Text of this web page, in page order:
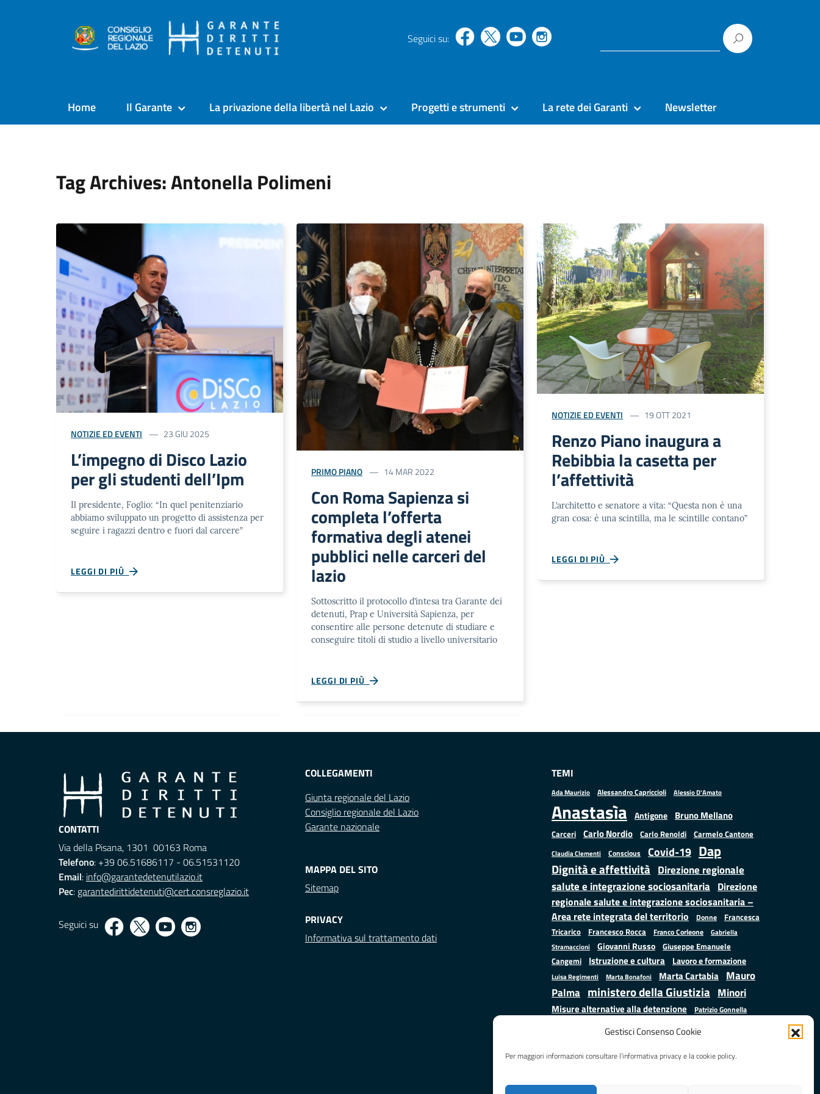
Gestisci Consenso Cookie
Per maggiori informazioni consultare l’informativa privacy e la cookie policy.
Seguici su:
Home Il Garante La privazione della libertà nel Lazio Progetti e strumenti La rete dei Garanti Newsletter
Tag Archives: Antonella Polimeni
NOTIZIE ED EVENTI 23 GIU 2025
L’impegno di Disco Lazio
per gli studenti dell’Ipm
Il presidente, Foglio: “In quel penitenziario
abbiamo sviluppato un progetto di assistenza per
seguire i ragazzi dentro e fuori dal carcere”
LEGGI DI PIÙ
PRIMO PIANO 14 MAR 2022
Con Roma Sapienza si
completa l’offerta
formativa degli atenei
pubblici nelle carceri del
lazio
Sottoscritto il protocollo d’intesa tra Garante dei
detenuti, Prap e Università Sapienza, per
consentire alle persone detenute di studiare e
conseguire titoli di studio a livello universitario
LEGGI DI PIÙ
NOTIZIE ED EVENTI 19 OTT 2021
Renzo Piano inaugura a
Rebibbia la casetta per
l’affettività
L’architetto e senatore a vita: “Questa non è una
gran cosa: è una scintilla, ma le scintille contano”
LEGGI DI PIÙ
CONTATTI
Via della Pisana, 1301 00163 Roma
Telefono: +39 06.51686117 - 06.51531120
Email: info@garantedetenutilazio.it
Pec: garantedirittidetenuti@cert.consreglazio.it
Seguici su
COLLEGAMENTI
Giunta regionale del Lazio
Consiglio regionale del Lazio
Garante nazionale
MAPPA DEL SITO
Sitemap
PRIVACY
Informativa sul trattamento dati
TEMI
Ada Maurizio Alessandro Capriccioli Alessio D'Amato
Anastasìa Antigone Bruno Mellano
Carceri Carlo Nordio Carlo Renoldi Carmelo Cantone
Claudia Clementi Conscious Covid-19 Dap
Dignità e affettività Direzione regionale
salute e integrazione sociosanitaria Direzione
regionale salute e integrazione sociosanitaria –
Area rete integrata del territorio
Donne
Francesca
Tricarico
Francesco Rocca Franco Corleone
Gabriella
Stramaccioni
Giovanni Russo Giuseppe Emanuele
Cangemi
Istruzione e cultura Lavoro e formazione
Luisa Regimenti Marta Bonafoni Marta Cartabia Mauro
Palma ministero della Giustizia Minori
Misure alternative alla detenzione Patrizio Gonnella
Samuele Ciambriello
Mattarella Situazione in numeri
Stefano